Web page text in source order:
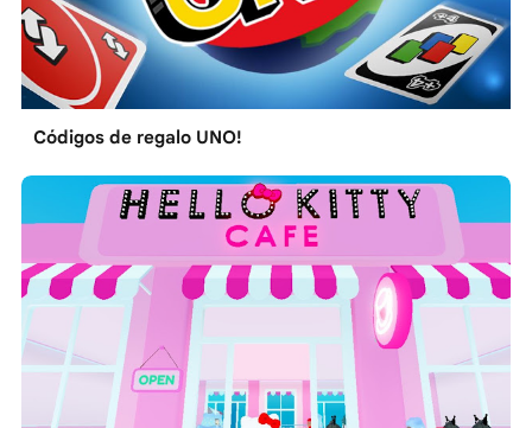
Códigos de regalo UNO!